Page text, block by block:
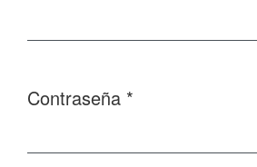
Contraseña *